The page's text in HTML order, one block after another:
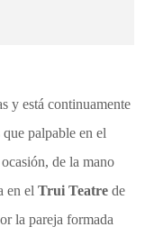
y está continuamente
palpable en el
de la mano
en elTrui Teatre de
la pareja formada